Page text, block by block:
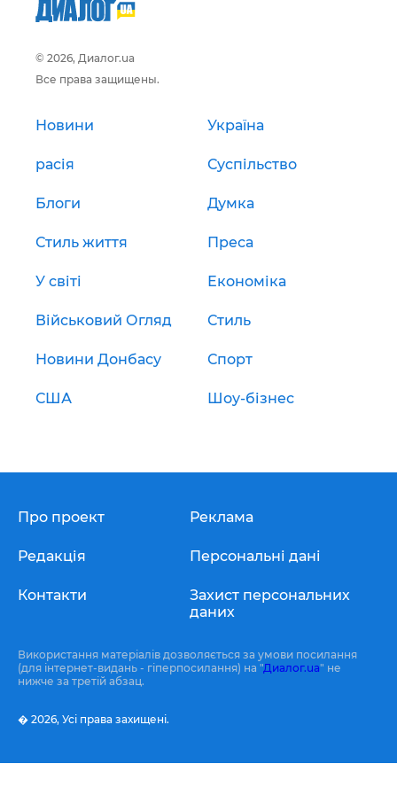
© 2026, Диалог.ua
Все права защищены.
Новини Україна
расія Суспільство
Блоги Думка
Стиль життя Преса
У світі Економіка
Військовий Огляд Стиль
Новини Донбасу Спорт
США Шоу-бізнес
Про проект
Редакція
Контакти
Реклама
Персональні дані
Захист персональних
даних
Використання матеріалів дозволяється за умови посилання
(для інтернет-видань - гіперпосилання) на "Диалог.ua" не
нижче за третій абзац.
� 2026, Усі права захищені.